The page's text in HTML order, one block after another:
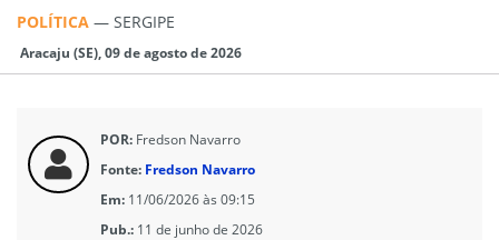
POLÍTICA — SERGIPE
Aracaju (SE), 09 de agosto de 2026
POR: Fredson Navarro
Fonte: Fredson Navarro
Em: 11/06/2026 às 09:15
Pub.: 11 de junho de 2026